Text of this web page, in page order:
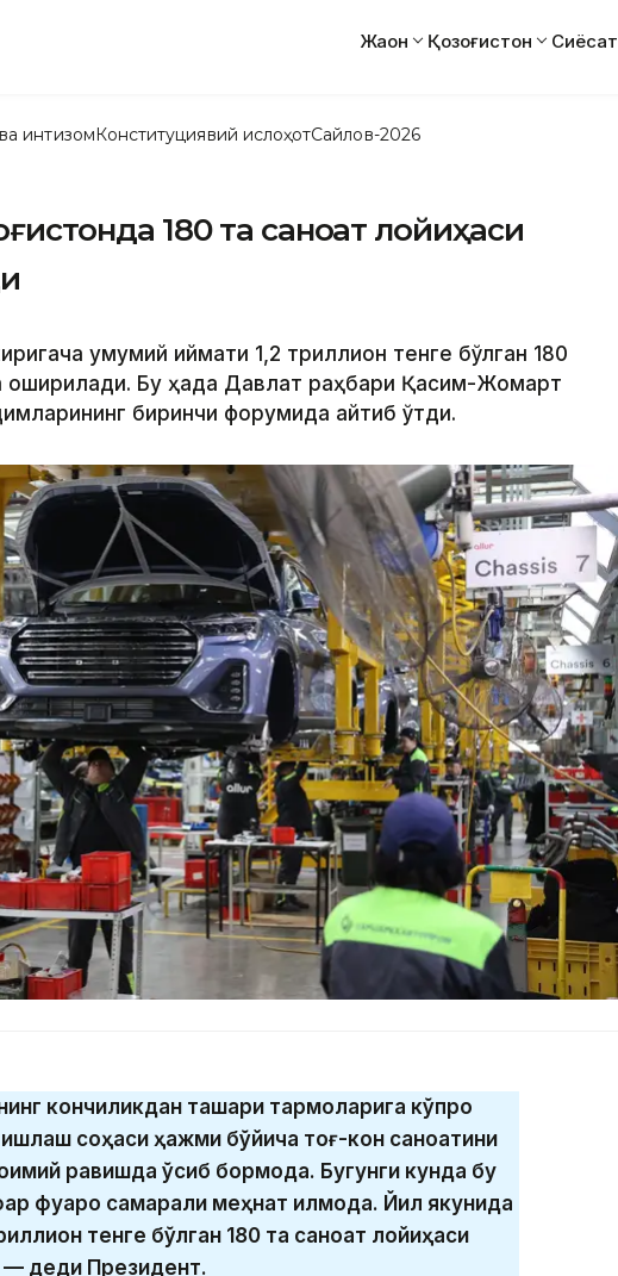
Жаҳон Қозоғистон Сиёсат
интизомКонституциявий ислоҳотСайлов-2026
180 та саноат лойиҳаси
умумий қиймати 1,2 триллион тенге бўлган 180
оширилади. Бу ҳақда Давлат раҳбари Қасим-Жомарт
биринчи форумида айтиб ўтди.
кончиликдан ташқари тармоқларига кўпроқ
соҳаси ҳажми бўйича тоғ-кон саноатини
равишда ўсиб бормоқда. Бугунги кунда бу
фуқаро самарали меҳнат қилмоқда. Йил якунида
тенге бўлган 180 та саноат лойиҳаси
— деди Президент.